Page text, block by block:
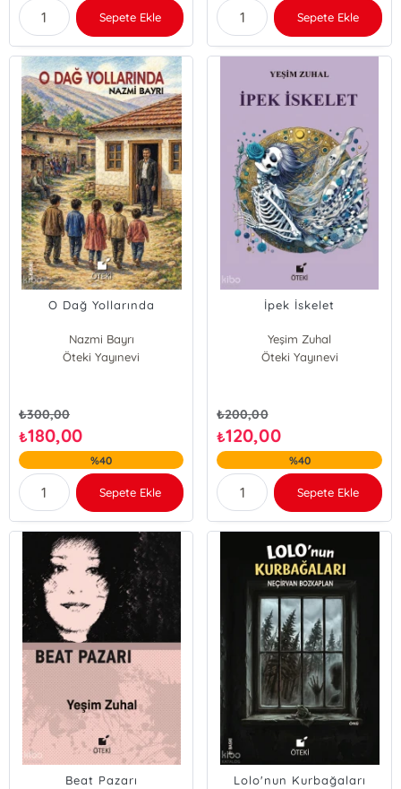
Sepete Ekle Sepete Ekle
O Dağ Yollarında
Nazmi Bayrı
Öteki Yayınevi
₺300,00
₺180,00
%40
Sepete Ekle
İpek İskelet
Yeşim Zuhal
Öteki Yayınevi
₺200,00
₺120,00
%40
Sepete Ekle
Beat Pazarı Lolo'nun Kurbağaları